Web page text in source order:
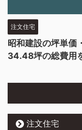
注文住宅
昭和建設の坪単価
34.48坪の総費用
注文住宅